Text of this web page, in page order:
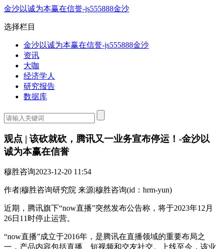
金沙以诚为本赢在信誉-js555888金沙
选择栏目
金沙以诚为本赢在信誉-js555888金沙
资讯
大咖
经济学人
研究报告
数据库
观点 | 该砍就砍，腾讯又一业务宣布停运！-金沙以
诚为本赢在信誉
穆胜咨询2023-12-20 11:54
作者|穆胜咨询研究院 来源|穆胜咨询(id：hrm-yun)
近期，腾讯旗下“now直播”突然发布公告称，将于2023年12月
26日11时停止运营。
“now直播”成立于2016年，是腾讯在直播领域的重要布局之
一，产品内容包括直播、短视频和交友社交。上线至今，该业